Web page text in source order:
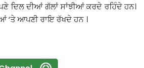
ਦਿਲ ਦੀਆਂ ਗੱਲਾਂ ਸਾਂਝੀਆਂ ਕਰਦੇ ਰਹਿੰਦੇ ਹਨ।
ਆਪਣੀ ਰਾਇ ਰੱਖਦੇ ਹਨ ।